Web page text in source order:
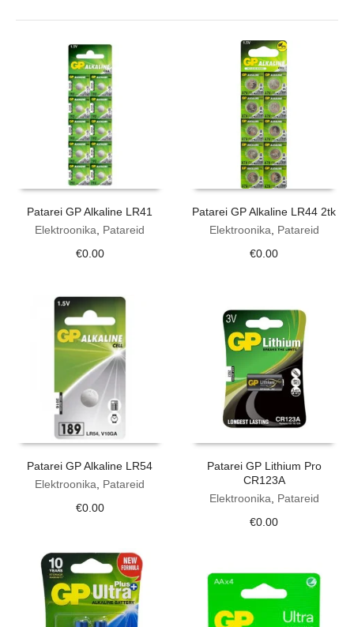
Patarei GP Alkaline LR41
Elektroonika
Patareid
€0.00
Patarei GP Alkaline LR44 2tk
Elektroonika
Patareid
€0.00
Patarei GP Alkaline LR54
Elektroonika
Patareid
€0.00
Patarei GP Lithium Pro
CR123A
Elektroonika
Patareid
€0.00